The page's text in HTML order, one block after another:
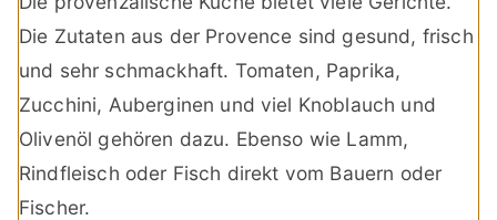
Die Zutaten aus der Provence sind gesund, frisch
und sehr schmackhaft. Tomaten, Paprika,
Zucchini, Auberginen und viel Knoblauch und
Olivenöl gehören dazu. Ebenso wie Lamm,
Rindfleisch oder Fisch direkt vom Bauern oder
Fischer.